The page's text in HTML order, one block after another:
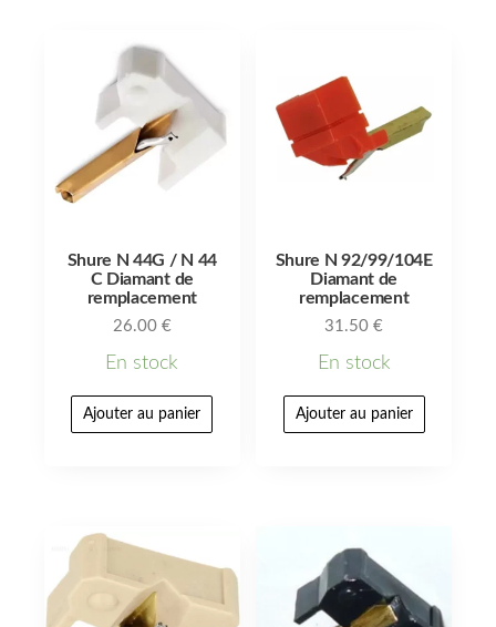
Shure N 44G / N 44
C Diamant de
remplacement
26.00 €
En stock
Ajouter au panier
Shure N 92/99/104E
Diamant de
remplacement
31.50€
En stock
Ajouter au panier